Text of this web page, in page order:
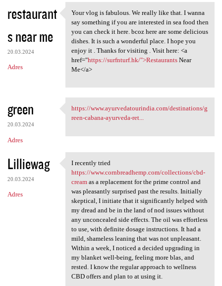
restaurant
s near me
20.03.2024
Adres
Your vlog is fabulous. We
Your vlog is fabulous. We really like that. I wanna
say something if you are interested in sea food then
you can check it here. bcoz here are some delicious
dishes. It is such a wonderful place. I hope you
enjoy it . Thanks for visiting . Visit here: <a
href="https://surfnturf.hk/">RestaurantsNear
Me</a>
green
20.03.2024
Adres
https://www.ayurvedatourindia
https://www.ayurvedatourindia.com/destinations/g
reen-cabana-ayurveda-ret...
Lilliewag
20.03.2024
Adres
I recently tried https://www
I recently tried
https://www.cornbreadhemp.com/collections/cbd-
creamas a replacement for the prime control and
was pleasantly surprised past the results. Initially
skeptical, I initiate that it significantly helped with
my dread and be in the land of nod issues without
any unconcealed side effects. The oil was effortless
to use, with definite dosage instructions. It had a
mild, shameless leaning that was not unpleasant.
Within a week, I noticed a decided upgrading in
my blanket well-being, feeling more blas‚ and
rested. I know the regular approach to wellness
CBD offers and plan to at using it.